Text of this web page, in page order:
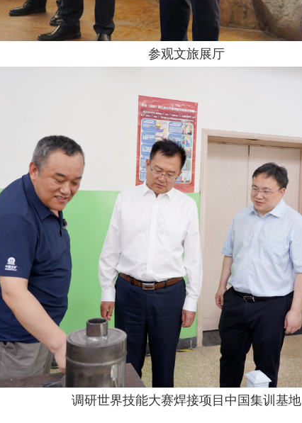
参观文旅展厅
调研世界技能大赛焊接项目中国集训基地